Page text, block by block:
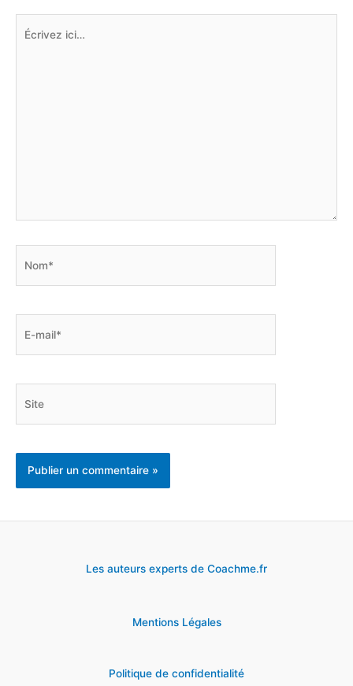
Les auteurs experts de Coachme.fr
Mentions Légales
Politique de confidentialité